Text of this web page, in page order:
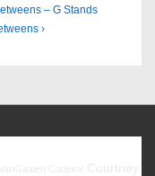
– G Stands
›